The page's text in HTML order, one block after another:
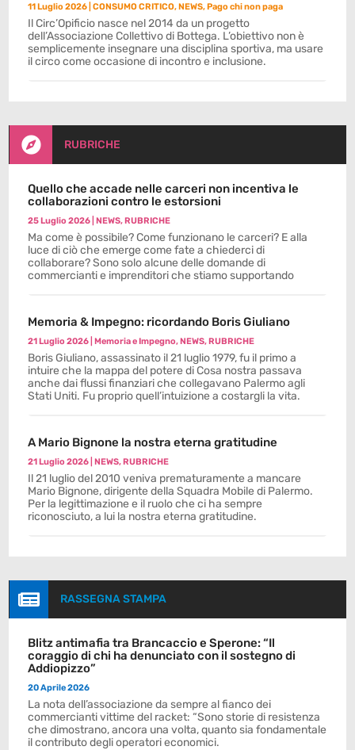
11 Luglio 2026 |CONSUMO CRITICO,NEWS,Pago chi non paga
Il Circ’Opificio nasce nel 2014 da un progetto
dell’Associazione Collettivo di Bottega. L’obiettivo non è
semplicemente insegnare una disciplina sportiva, ma usare
il circo come occasione di incontro e inclusione.
 RUBRICHE
Quello che accade nelle carceri non incentiva le
collaborazioni contro le estorsioni
25 Luglio 2026 |NEWS,RUBRICHE
Ma come è possibile? Come funzionano le carceri? E alla
luce di ciò che emerge come fate a chiederci di
collaborare? Sono solo alcune delle domande di
commercianti e imprenditori che stiamo supportando
Memoria & Impegno: ricordando Boris Giuliano
21 Luglio 2026 |Memoria e Impegno,NEWS,RUBRICHE
Boris Giuliano, assassinato il 21 luglio 1979, fu il primo a
intuire che la mappa del potere di Cosa nostra passava
anche dai flussi finanziari che collegavano Palermo agli
Stati Uniti. Fu proprio quell’intuizione a costargli la vita.
A Mario Bignone la nostra eterna gratitudine
21 Luglio 2026 |NEWS,RUBRICHE
Il 21 luglio del 2010 veniva prematuramente a mancare
Mario Bignone, dirigente della Squadra Mobile di Palermo.
Per la legittimazione e il ruolo che ci ha sempre
riconosciuto, a lui la nostra eterna gratitudine.
 RASSEGNA STAMPA
Blitz antimafia tra Brancaccio e Sperone: “Il
coraggio di chi ha denunciato con il sostegno di
Addiopizzo”
20 Aprile 2026
La nota dell’associazione da sempre al fianco dei
commercianti vittime del racket: “Sono storie di resistenza
che dimostrano, ancora una volta, quanto sia fondamentale
il contributo degli operatori economici.